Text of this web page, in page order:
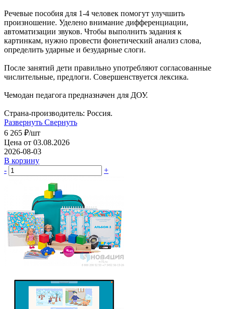
Речевые пособия для 1-4 человек помогут улучшить
произношение. Уделено внимание дифференциации,
автоматизации звуков. Чтобы выполнить задания к
картинкам, нужно провести фонетический анализ слова,
определить ударные и безударные слоги.
После занятий дети правильно употребляют согласованные
числительные, предлоги. Совершенствуется лексика.
Чемодан педагога предназначен для ДОУ.
Страна-производитель: Россия.
Развернуть Свернуть
6 265 ₽/шт
Цена от 03.08.2026
2026-08-03
В корзину
-
+